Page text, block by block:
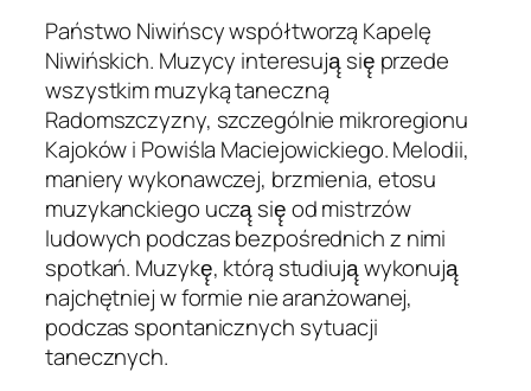
Państwo Niwińscy współtworzą Kapelę
Niwińskich. Muzycy interesują̨ się̨ przede
wszystkim muzyką taneczną
Radomszczyzny, szczególnie mikroregionu
Kajoków i Powiśla Maciejowickiego. Melodii,
maniery wykonawczej, brzmienia, etosu
muzykanckiego uczą̨ się̨ od mistrzów
ludowych podczas bezpośrednich z nimi
spotkań. Muzykę̨, którą studiują̨ wykonują̨
najchętniej w formie nie aranżowanej,
podczas spontanicznych sytuacji
tanecznych.